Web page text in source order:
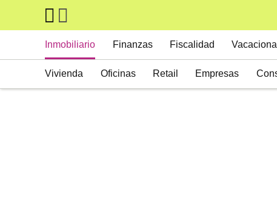
Skip to main content
Inmobiliario
Vivienda Oficinas Retail Empresas
Finanzas Fiscalidad Vacacional